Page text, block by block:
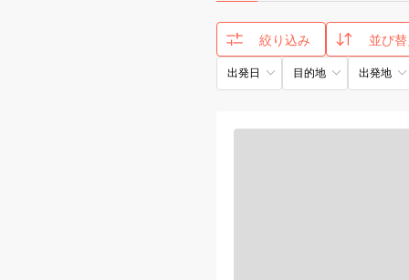
絞り込み 並び替
出発日 目的地 出発地